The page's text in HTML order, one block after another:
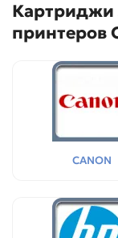
Картриджи
принтеров
CANON